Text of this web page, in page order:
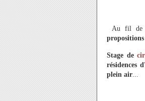
Au fil de
propositions
Stage de
résidences
plein air